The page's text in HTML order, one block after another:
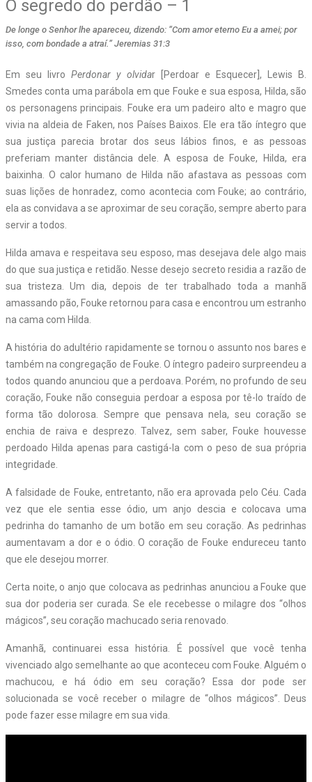
O segredo do perdão – 1
De longe o Senhor lhe apareceu, dizendo: “Com amor eterno Eu a amei; por
isso, com bondade a atraí.” Jeremias 31:3
Em seu livroPerdonar y olvidar [Perdoar e Esquecer], Lewis B.
Smedes conta uma parábola em que Fouke e sua esposa, Hilda, são
os personagens principais. Fouke era um padeiro alto e magro que
vivia na aldeia de Faken, nos Países Baixos. Ele era tão íntegro que
sua justiça parecia brotar dos seus lábios finos, e as pessoas
preferiam manter distância dele. A esposa de Fouke, Hilda, era
baixinha. O calor humano de Hilda não afastava as pessoas com
suas lições de honradez, como acontecia com Fouke; ao contrário,
ela as convidava a se aproximar de seu coração, sempre aberto para
servir a todos.
Hilda amava e respeitava seu esposo, mas desejava dele algo mais
do que sua justiça e retidão. Nesse desejo secreto residia a razão de
sua tristeza. Um dia, depois de ter trabalhado toda a manhã
amassando pão, Fouke retornou para casa e encontrou um estranho
na cama com Hilda.
A história do adultério rapidamente se tornou o assunto nos bares e
também na congregação de Fouke. O íntegro padeiro surpreendeu a
todos quando anunciou que a perdoava. Porém, no profundo de seu
coração, Fouke não conseguia perdoar a esposa por tê-lo traído de
forma tão dolorosa. Sempre que pensava nela, seu coração se
enchia de raiva e desprezo. Talvez, sem saber, Fouke houvesse
perdoado Hilda apenas para castigá-la com o peso de sua própria
integridade.
A falsidade de Fouke, entretanto, não era aprovada pelo Céu. Cada
vez que ele sentia esse ódio, um anjo descia e colocava uma
pedrinha do tamanho de um botão em seu coração. As pedrinhas
aumentavam a dor e o ódio. O coração de Fouke endureceu tanto
que ele desejou morrer.
Certa noite, o anjo que colocava as pedrinhas anunciou a Fouke que
sua dor poderia ser curada. Se ele recebesse o milagre dos “olhos
mágicos”, seu coração machucado seria renovado.
Amanhã, continuarei essa história. É possível que você tenha
vivenciado algo semelhante ao que aconteceu com Fouke. Alguém o
machucou, e há ódio em seu coração? Essa dor pode ser
solucionada se você receber o milagre de “olhos mágicos”. Deus
pode fazer esse milagre em sua vida.